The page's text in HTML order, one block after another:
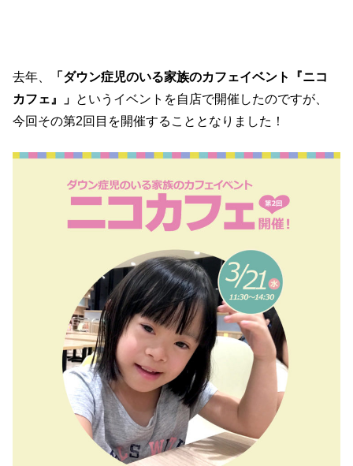
去年、
「ダウン症児のいる家族のカフェイベント『ニコ
カフェ』」 というイベントを自店で開催したのですが、
今回その第2回目を開催することとなりました！